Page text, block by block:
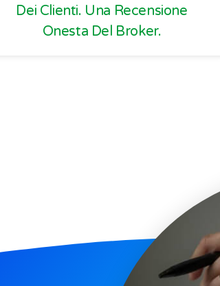
Dei Clienti. Una Recensione
Onesta Del Broker.